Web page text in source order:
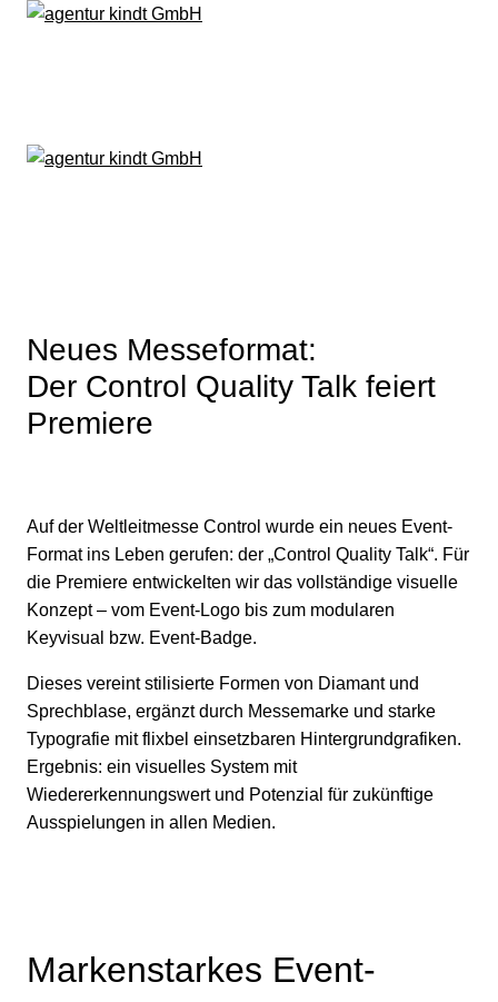
Zum
Neues Messeformat:
Der Control Quality Talk feiert
Premiere
Auf der Weltleitmesse Control wurde ein neues Event-
Format ins Leben gerufen: der „Control Quality Talk“. Für
die Premiere entwickelten wir das vollständige visuelle
Konzept – vom Event-Logo bis zum modularen
Keyvisual bzw. Event-Badge.
Dieses vereint stilisierte Formen von Diamant und
Sprechblase, ergänzt durch Messemarke und starke
Typografie mit flixbel einsetzbaren Hintergrundgrafiken.
Ergebnis: ein visuelles System mit
Wiedererkennungswert und Potenzial für zukünftige
Ausspielungen in allen Medien.
Markenstarkes Event-